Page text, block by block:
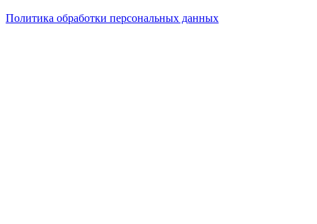
Политика обработки персональных данных